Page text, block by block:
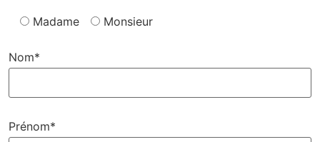
Madame Monsieur
Nom*
Prénom*